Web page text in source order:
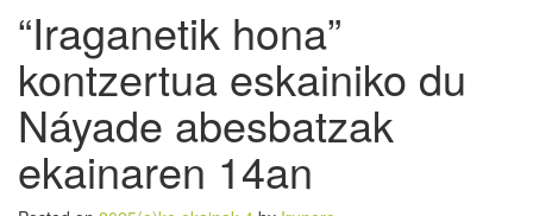
“Iraganetik hona”
kontzertua eskainiko du
Náyade abesbatzak
ekainaren 14an